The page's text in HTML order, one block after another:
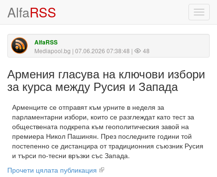
AlfaRSS
AlfaRSS
Mediapool.bg | 07.06.2026 07:38:48 | 48
Армения гласува на ключови избори
за курса между Русия и Запада
Арменците се отправят към урните в неделя за
парламентарни избори, които се разглеждат като тест за
обществената подкрепа към геополитическия завой на
премиера Никол Пашинян. През последните години той
постепенно се дистанцира от традиционния съюзник Русия
и търси по-тесни връзки със Запада.
Прочети цялата публикация